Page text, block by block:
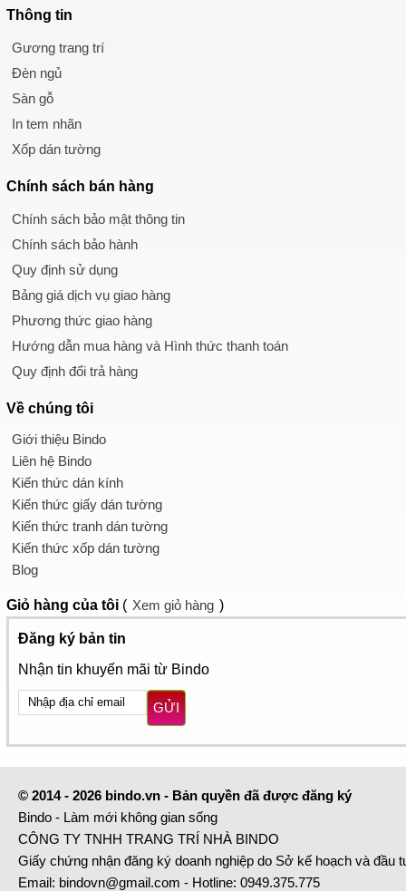
Thông tin
Gương trang trí
Đèn ngủ
Sàn gỗ
In tem nhãn
Xốp dán tường
Chính sách bán hàng
Chính sách bảo mật thông tin
Chính sách bảo hành
Quy định sử dụng
Bảng giá dịch vụ giao hàng
Phương thức giao hàng
Hướng dẫn mua hàng và Hình thức thanh toán
Quy định đổi trả hàng
Về chúng tôi
Giới thiệu Bindo
Liên hệ Bindo
Kiến thức dán kính
Kiến thức giấy dán tường
Kiến thức tranh dán tường
Kiến thức xốp dán tường
Blog
Giỏ hàng của tôi ( Xem giỏ hàng )
Đăng ký bản tin
Nhận tin khuyến mãi từ Bindo
GỬI
© 2014 - 2026 bindo.vn - Bản quyền đã được đăng ký
Bindo - Làm mới không gian sống
CÔNG TY TNHH TRANG TRÍ NHÀ BINDO
Giấy chứng nhận đăng ký doanh nghiệp do Sở kế hoạch và đầu
Email: bindovn@gmail.com - Hotline: 0949.375.775